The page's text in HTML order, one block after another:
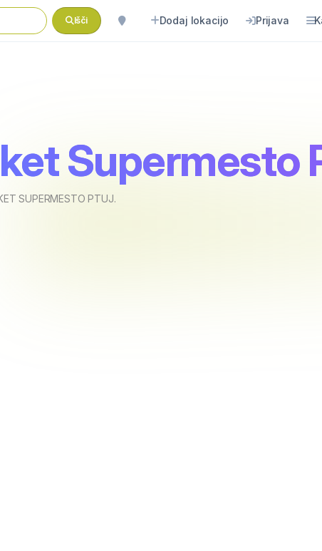
Išči Dodaj lokacijo Prijava
Supermesto
SUPERMESTO PTUJ.